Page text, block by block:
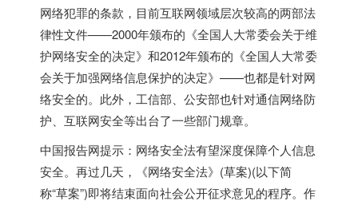
网络犯罪的条款，目前互联网领域层次较高的两部法
律性文件——2000年颁布的《全国人大常委会关于维
护网络安全的决定》和2012年颁布的《全国人大常委
会关于加强网络信息保护的决定》——也都是针对网
络安全的。此外，工信部、公安部也针对通信网络防
护、互联网安全等出台了一些部门规章。
中国报告网提示：网络安全法有望深度保障个人信息
安全。再过几天，《网络安全法》(草案)(以下简
称“草案”)即将结束面向社会公开征求意见的程序。作